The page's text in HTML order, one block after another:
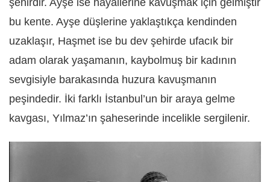
şehirdir. Ayşe ise hayallerine kavuşmak için gelmiştir
bu kente. Ayşe düşlerine yaklaştıkça kendinden
uzaklaşır, Haşmet ise bu dev şehirde ufacık bir
adam olarak yaşamanın, kaybolmuş bir kadının
sevgisiyle barakasında huzura kavuşmanın
peşindedir. İki farklı İstanbul’un bir araya gelme
kavgası, Yılmaz’ın şaheserinde incelikle sergilenir.